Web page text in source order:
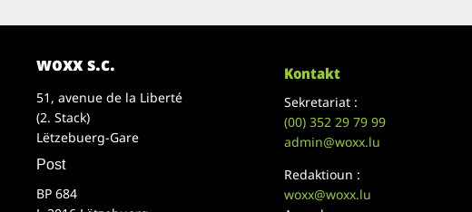
woxx s.c.
51, avenue de la Liberté
(2. Stack)
Lëtzebuerg-Gare
Post
BP 684
Kontakt
Sekretariat :
(00)352 29 79 99
admin@woxx.lu
Redaktioun :
woxx@woxx.lu